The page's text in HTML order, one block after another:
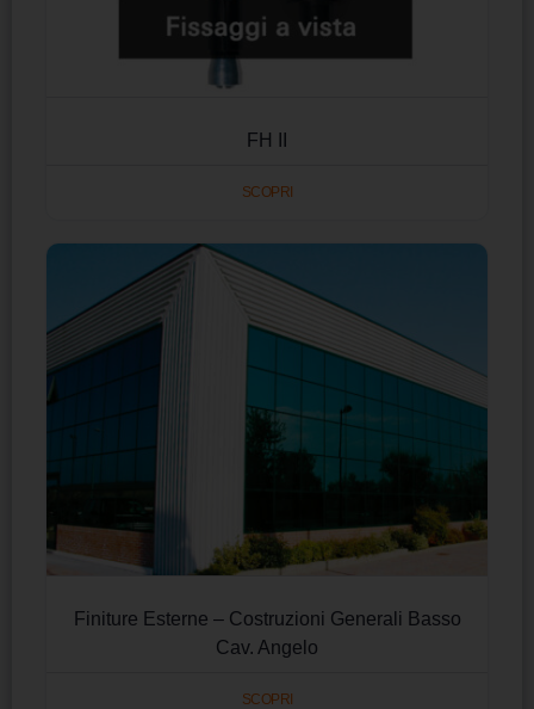
FH II
SCOPRI
Finiture Esterne – Costruzioni Generali Basso
Cav. Angelo
SCOPRI